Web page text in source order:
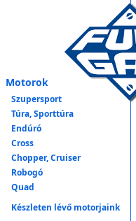
Motorok
Szupersport
Túra, Sporttúra
Endúró
Cross
Chopper, Cruiser
Robogó
Quad
Készleten lévő motorjaink